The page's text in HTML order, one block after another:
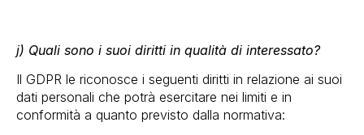
j) Quali sono i suoi diritti in qualità di interessato?
Il GDPR le riconosce i seguenti diritti in relazione ai suoi
dati personali che potrà esercitare nei limiti e in
conformità a quanto previsto dalla normativa: